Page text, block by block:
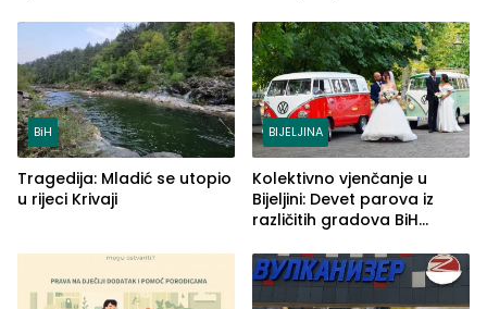
BiH
Tragedija: Mladić se utopio
u rijeci Krivaji
BIJELJINA
Kolektivno vjenčanje u
Bijeljini: Devet parova iz
različitih gradova BiH